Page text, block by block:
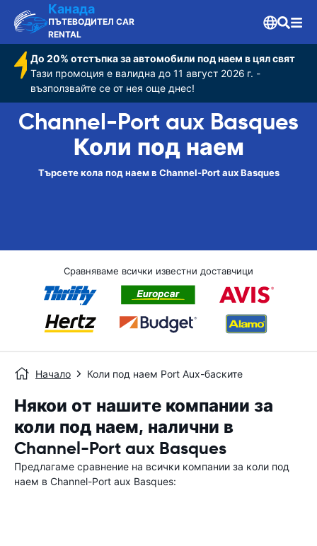
Канада
ПЪТЕВОДИТЕЛ CAR
RENTAL
До 20% отстъпка за автомобили под наем в цял свят
Тази промоция е валидна до 11 август 2026 г. -
възползвайте се от нея още днес!
Channel-Port aux Basques
Коли под наем
Търсете кола под наем в Channel-Port aux Basques
Сравняваме всички известни доставчици
Начало Коли под наем Port Aux-баските
Някои от нашите компании за
коли под наем, налични в
Channel-Port aux Basques
Предлагаме сравнение на всички компании за коли под
наем в Channel-Port aux Basques: